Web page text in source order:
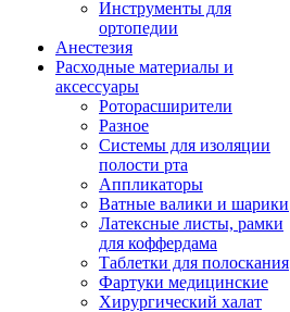
Инструменты для
ортопедии
Анестезия
Расходные материалы и
аксессуары
Роторасширители
Разное
Системы для изоляции
полости рта
Аппликаторы
Ватные валики и шарики
Латексные листы, рамки
для коффердама
Таблетки для полоскания
Фартуки медицинские
Хирургический халат